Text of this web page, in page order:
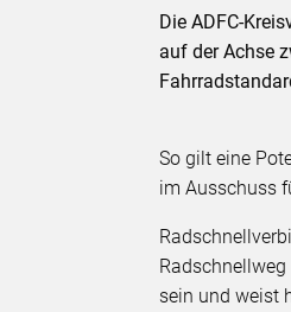
Die ADFC-
auf der Achse
So gilt eine
im Ausschuss
sein und weist